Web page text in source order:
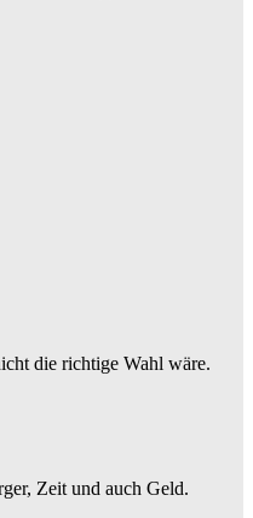
die richtige Wahl wäre.
Zeit und auch Geld.